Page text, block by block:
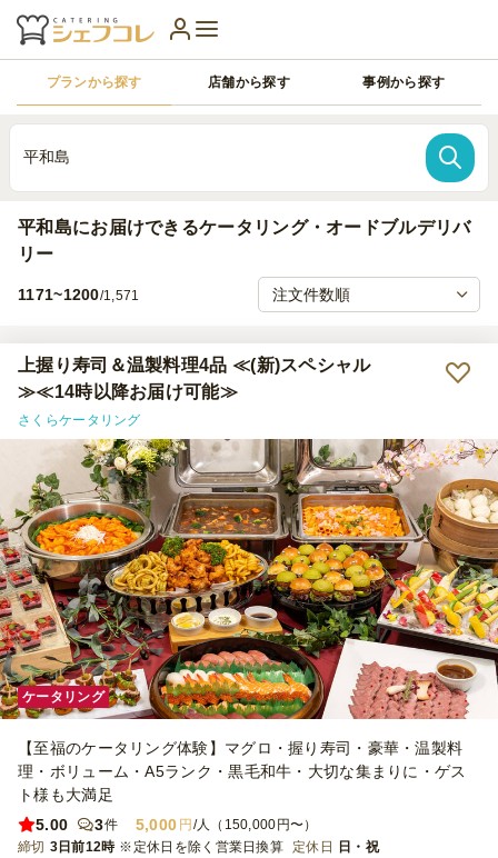
プランから探す 店舗から探す 事例から探す
平和島
平和島にお届けできるケータリング・オードブルデリバ
リー
1171~1200/1,571
上握り寿司＆温製料理4品 ≪(新)スペシャル
≫≪14時以降お届け可能≫
さくらケータリング
ケータリング
【至福のケータリング体験】マグロ・握り寿司・豪華・温製料
理・ボリューム・A5ランク・黒毛和牛・大切な集まりに・ゲス
ト様も大満足
5.00
3件 5,000 円 /人（150,000円〜）
締切 3日前12時 ※定休日を除く営業日換算 定休日 日・祝